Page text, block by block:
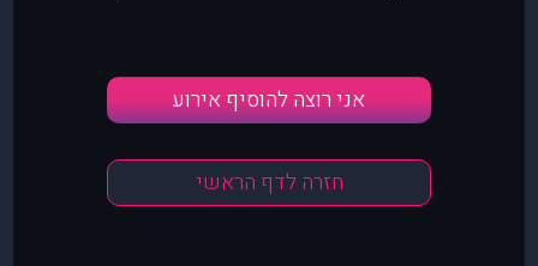
אני רוצה להוסיף אירוע
חזרה לדף הראשי